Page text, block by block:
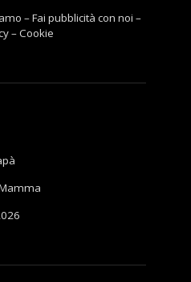
–Fai pubblicità con noi –
–Cookie